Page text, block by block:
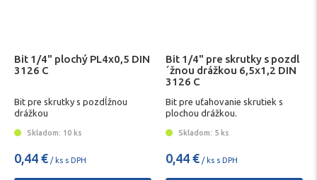
Bit 1/4" plochý PL4x0,5 DIN
3126 C
Bit pre skrutky s pozdĺžnou
drážkou
Skladom: 10 ks
0,44 € / ks s DPH
Bit 1/4" pre skrutky s pozdl
´žnou drážkou 6,5x1,2 DIN
3126 C
Bit pre uťahovanie skrutiek s
plochou drážkou.
Skladom: 5 ks
0,44 € / ks s DPH